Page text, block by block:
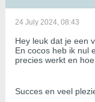
24 July 2024, 08:43
Hey leuk dat je een
En cocos heb ik nul
precies werkt en
Succes en veel